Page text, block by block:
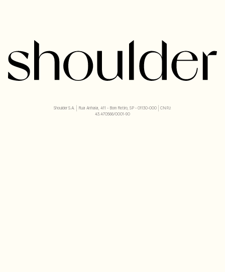
Shoulder S.A. | Rua Anhaia, 411 - Bom Retiro, SP - 01130-000 | CNPJ:
43.470566/0001-90